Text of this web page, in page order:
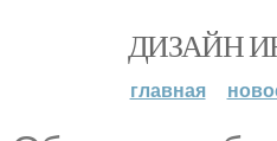
ДИЗАЙН
главная